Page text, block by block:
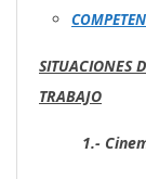
SITUACIONES
TRABAJO
1.-